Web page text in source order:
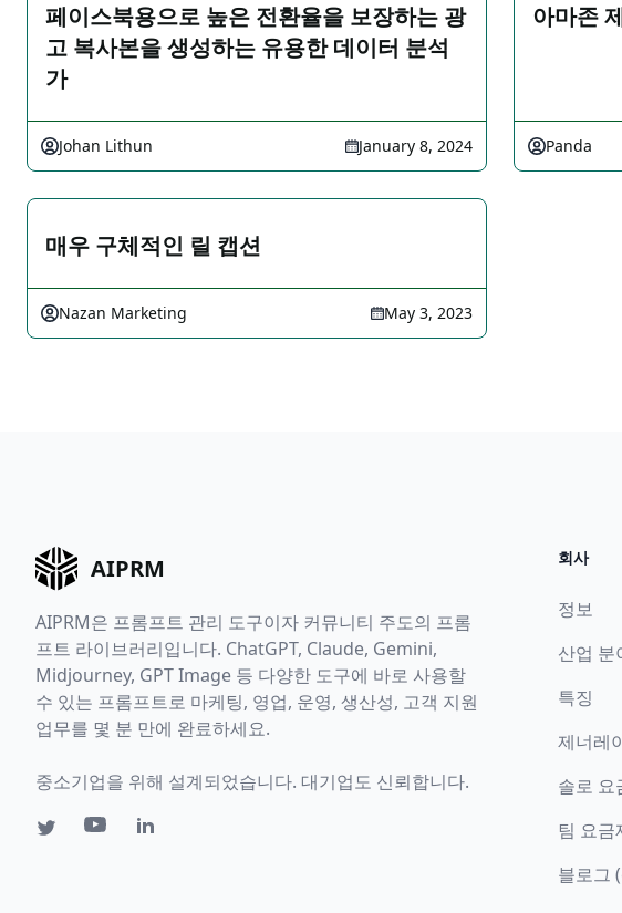
페이스북용으로 높은 전환율을 보장하는 광
고 복사본을 생성하는 유용한 데이터 분석
가
Johan Lithun January 8, 2024
아마존
Panda
매우 구체적인 릴 캡션
Nazan Marketing May 3, 2023
AIPRM
AIPRM은 프롬프트 관리 도구이자 커뮤니티 주도의 프롬
프트 라이브러리입니다. ChatGPT, Claude, Gemini,
Midjourney, GPT Image 등 다양한 도구에 바로 사용할
수 있는 프롬프트로 마케팅, 영업, 운영, 생산성, 고객 지원
업무를 몇 분 만에 완료하세요.
중소기업을 위해 설계되었습니다. 대기업도 신뢰합니다.
회사
정보
산업 분
특징
제너레
솔로 요
팀 요금
블로그